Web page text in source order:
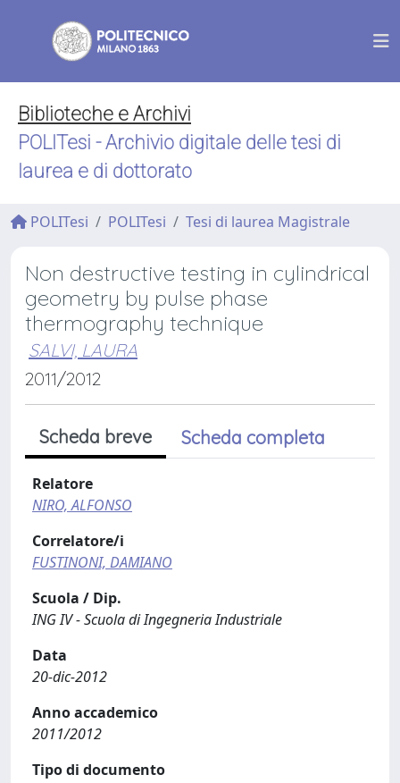
Biblioteche e Archivi
POLITesi - Archivio digitale delle tesi di
laurea e di dottorato
POLITesi POLITesi Tesi di laurea Magistrale
Non destructive testing in cylindrical
geometry by pulse phase
thermography technique
SALVI, LAURA
2011/2012
Scheda breve Scheda completa
Relatore
NIRO, ALFONSO
Correlatore/i
FUSTINONI, DAMIANO
Scuola / Dip.
ING IV - Scuola di Ingegneria Industriale
Data
20-dic-2012
Anno accademico
2011/2012
Tipo di documento